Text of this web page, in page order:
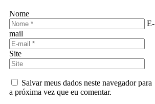
Nome
E-
mail
Site
Salvar meus dados neste navegador para
a próxima vez que eu comentar.